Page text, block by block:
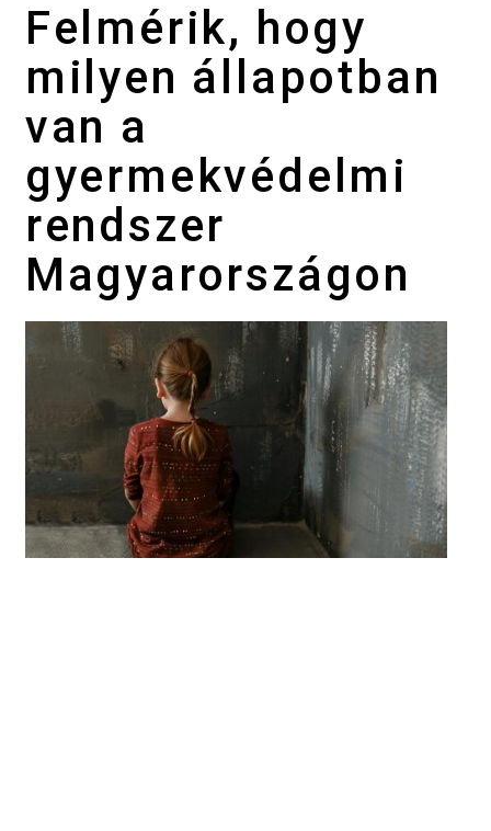
Felmérik, hogy
milyen állapotban
van a
gyermekvédelmi
rendszer
Magyarországon